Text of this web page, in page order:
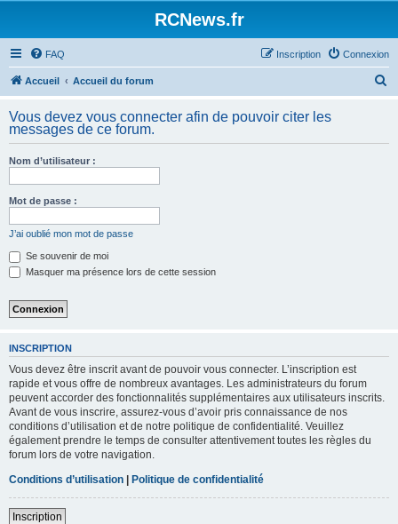
RCNews.fr
FAQ Connexion
Inscription
Accueil Accueil du forum
h
Vous devez vous connecter afin de pouvoir citer les
messages de ce forum.
Nom d’utilisateur :
Mot de passe :
J’ai oublié mon mot de passe
Se souvenir de moi
Masquer ma présence lors de cette session
INSCRIPTION
Vous devez être inscrit avant de pouvoir vous connecter. L’inscription est
rapide et vous offre de nombreux avantages. Les administrateurs du forum
peuvent accorder des fonctionnalités supplémentaires aux utilisateurs inscrits.
Avant de vous inscrire, assurez-vous d’avoir pris connaissance de nos
conditions d’utilisation et de notre politique de confidentialité. Veuillez
également prendre le temps de consulter attentivement toutes les règles du
forum lors de votre navigation.
Conditions d’utilisation | Politique de confidentialité
Inscription
Panneau de gestion des cookies